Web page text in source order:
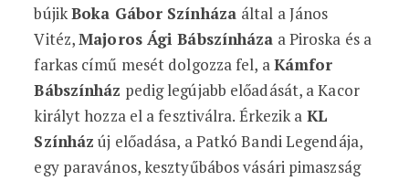
bújikBoka Gábor Színháza által a János
Vitéz,Majoros Ági Bábszínháza a Piroska és a
farkas című mesét dolgozza fel, aKámfor
Bábszínház pedig legújabb előadását, a Kacor
királyt hozza el a fesztiválra. Érkezik a KL
Színház új előadása, a Patkó Bandi Legendája,
egy paravános, kesztyűbábos vásári pimaszság